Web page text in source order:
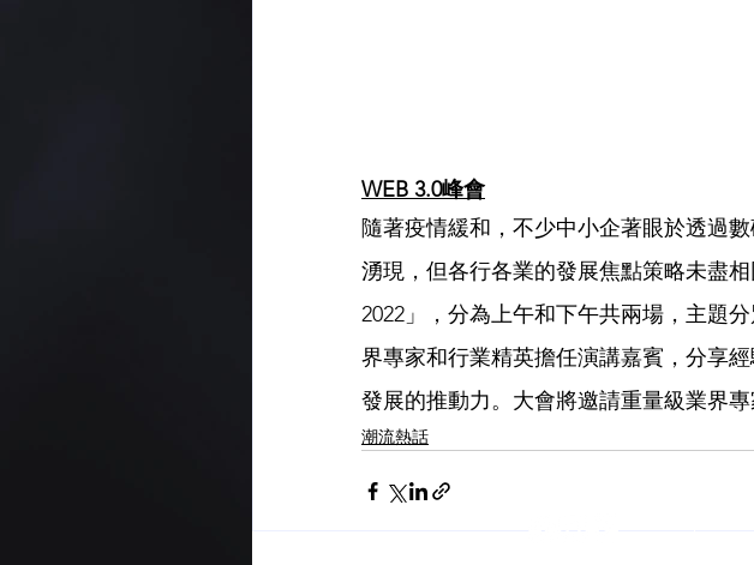
WEB 3.0峰會
隨著疫情緩和，不少中小企著眼於透過
湧現，但各行各業的發展焦點策略未盡
2022」，分為上午和下午共兩場，主題
界專家和行業精英擔任演講嘉賓，分享
發展的推動力。大會將邀請重量級業界
潮流熱話